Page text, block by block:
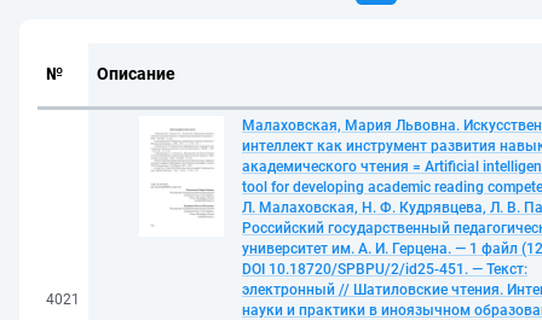
№ Описание
4021
Малаховская, Мария Львовна.
интеллект как инструмент развития
академического чтения = Artificial
tool for developing academic reading
Л. Малаховская, Н. Ф. Кудрявцева, Л. В.
Российский государственный
университет им. А. И. Герцена. — 1 файл
DOI 10.18720/SPBPU/2/id25-451. — Текст:
электронный // Шатиловские чтения.
науки и практики в иноязычном